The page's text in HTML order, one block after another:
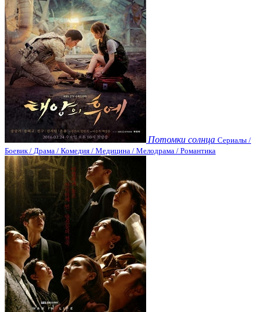
Потомки солнца Сериалы /
Боевик / Драма / Комедия / Медицина / Мелодрама / Романтика